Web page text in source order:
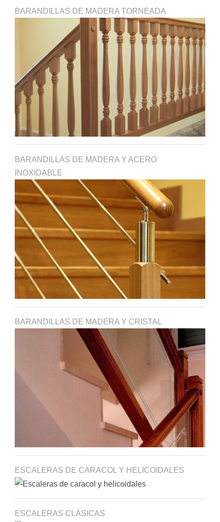
BARANDILLAS DE MADERA TORNEADA
BARANDILLAS DE MADERA Y ACERO
INOXIDABLE
BARANDILLAS DE MADERA Y CRISTAL
ESCALERAS DE CARACOL Y HELICOIDALES
ESCALERAS CLÁSICAS